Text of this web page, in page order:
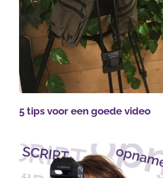
5 tips voor een goede video